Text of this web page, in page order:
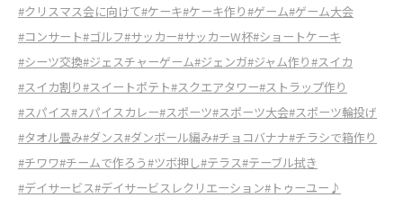
#クリスマス会に向けて#ケーキ#ケーキ作り#ゲーム#ゲーム大会
#コンサート#ゴルフ#サッカー#サッカーW杯#ショートケーキ
#シーツ交換#ジェスチャーゲーム#ジェンガ#ジャム作り#スイカ
#スイカ割り#スイートポテト#スクエアタワー#ストラップ作り
#スパイス#スパイスカレー#スポーツ#スポーツ大会#スポーツ輪投げ
#タオル畳み#ダンス#ダンボール編み#チョコバナナ#チラシで箱作り
#チワワ#チームで作ろう#ツボ押し#テラス#テーブル拭き
#デイサービス#デイサービスレクリエーション#トゥーユー♪